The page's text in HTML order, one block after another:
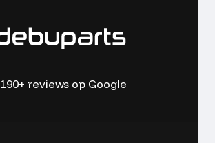
190+ reviews op Google